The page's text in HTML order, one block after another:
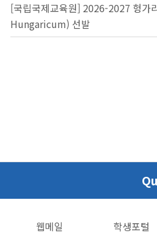
[국립국제교육원] 2026-2027 헝
Hungaricum) 선발
웹메일 학생포털